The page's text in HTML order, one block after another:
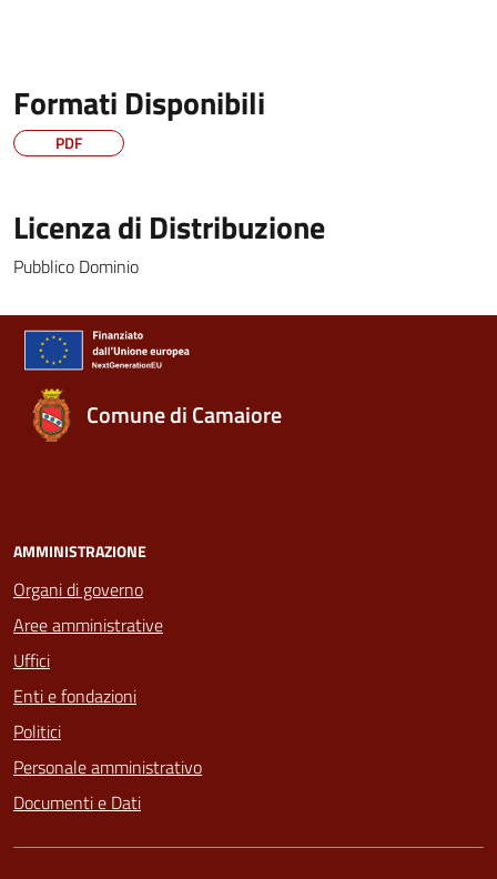
Formati Disponibili
PDF
Licenza di Distribuzione
Pubblico Dominio
Comune di Camaiore
AMMINISTRAZIONE
Organi di governo
Aree amministrative
Uffici
Enti e fondazioni
Politici
Personale amministrativo
Documenti e Dati